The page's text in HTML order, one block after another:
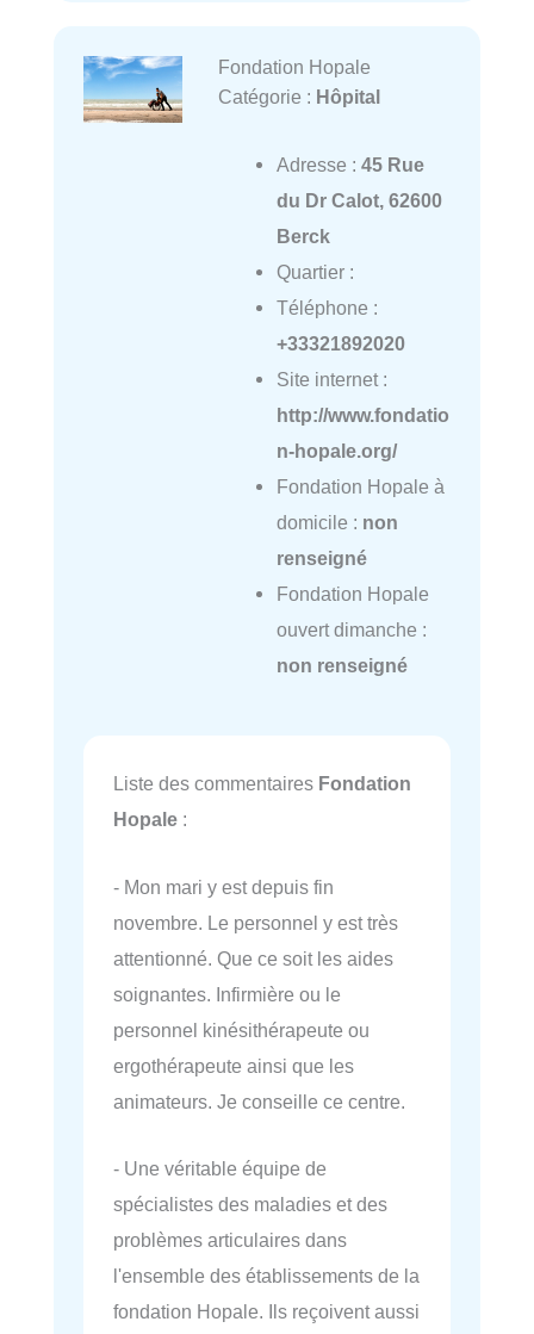
Fondation Hopale
Catégorie : Hôpital
Adresse : 45 Rue
du Dr Calot, 62600
Berck
Quartier :
Téléphone :
+33321892020
Site internet :
http://www.fondatio
n-hopale.org/
Fondation Hopale à
domicile : non
renseigné
Fondation Hopale
ouvert dimanche :
non renseigné
Liste des commentaires Fondation
Hopale :
- Mon mari y est depuis fin
novembre. Le personnel y est très
attentionné. Que ce soit les aides
soignantes. Infirmière ou le
personnel kinésithérapeute ou
ergothérapeute ainsi que les
animateurs. Je conseille ce centre.
- Une véritable équipe de
spécialistes des maladies et des
problèmes articulaires dans
l'ensemble des établissements de la
fondation Hopale. Ils reçoivent aussi